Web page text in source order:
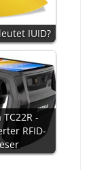
IUID?
-
RFID-